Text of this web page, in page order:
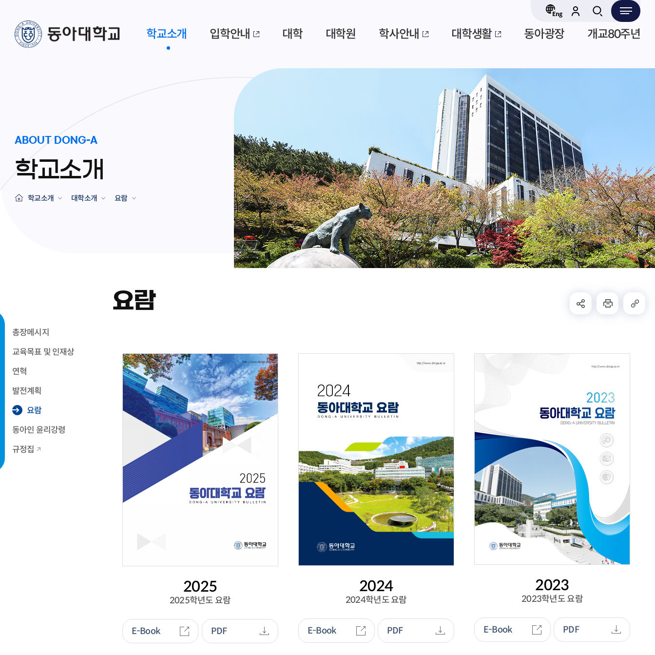
학교소개 입학안내 대학 대학원 학사안내 대학생활 동아광장 개교80주년
ABOUT DONG-A
학교소개
학교소개 대학소개 요람
총장메시지
교육목표 및 인재상
연혁
발전계획
요람
동아인 윤리강령
규정집
요람
2025
2025학년도 요람
E-Book PDF
2024
2024학년도 요람
E-Book PDF
2023
2023학년도 요람
E-Book PDF